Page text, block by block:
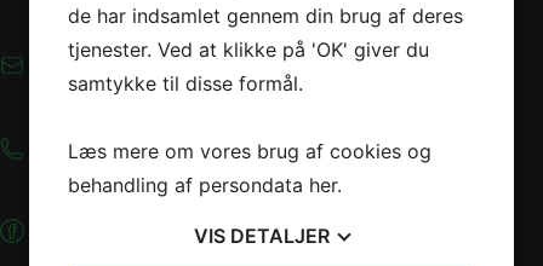
E-mai
Telefon
Følg os på facebook
de har indsamlet gennem din brug af deres
tjenester. Ved at klikke på 'OK' giver du
samtykke til disse formål.
Læs mere om vores brug af cookies og
behandling af persondata her.
VIS DETALJER